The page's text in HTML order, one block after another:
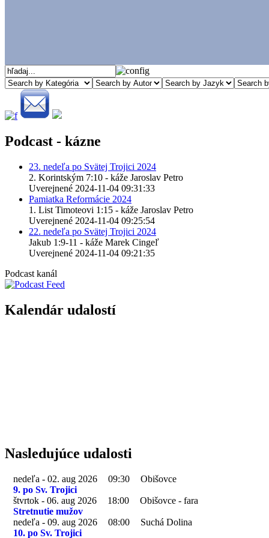
Podcast - kázne
23. nedeľa po Svätej Trojici 2024
2. Korintským 7:10 - káže Jaroslav Petro
Uverejnené 2024-11-04 09:31:33
Pamiatka Reformácie 2024
1. List Timoteovi 1:15 - káže Jaroslav Petro
Uverejnené 2024-11-04 09:25:54
22. nedeľa po Svätej Trojici 2024
Jakub 1:9-11 - káže Marek Cingeľ
Uverejnené 2024-11-04 09:21:35
Podcast kanál
Kalendár udalostí
Nasledujúce udalosti
nedeľa - 02. aug 2026 09:30
Obišovce
9. po Sv. Trojici
štvrtok - 06. aug 2026
18:00
Obišovce - fara
Stretnutie mužov
nedeľa - 09. aug 2026
08:00
Suchá Dolina
10. po Sv. Trojici